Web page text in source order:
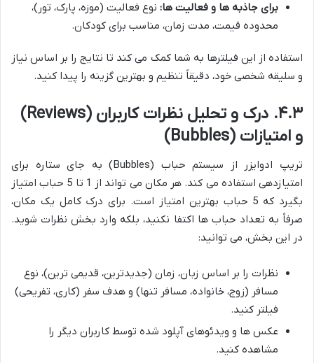
برای جاذبه ها و فعالیت ها: نوع فعالیت (موزه، پارک، تور)،
محدوده قیمت، مدت زمان، مناسب برای کودکان.
استفاده از این فیلترها به شما کمک می کند تا نتایج را بر اساس نیاز
و سلیقه شخصی خود، دقیقاً تنظیم و بهترین گزینه را پیدا کنید.
۴.۳. درک و تحلیل نظرات کاربران (Reviews)
و امتیازات (Bubbles)
تریپ ادوایزر از سیستم حباب (Bubbles) به جای ستاره برای
امتیازدهی استفاده می کند. هر مکان می تواند از 1 تا 5 حباب امتیاز
بگیرد که 5 حباب بهترین امتیاز است. برای درک کامل یک مکان،
صرفاً به تعداد حباب ها اکتفا نکنید، بلکه وارد بخش نظرات شوید.
در این بخش، می توانید:
نظرات را بر اساس زبان، زمان (جدیدترین، قدیمی ترین)، نوع
مسافر (زوج، خانواده، مسافر تنها) و هدف سفر (کاری، تفریحی)
فیلتر کنید.
عکس ها و ویدئوهای آپلود شده توسط کاربران دیگر را
مشاهده کنید.